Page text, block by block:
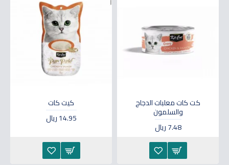
كت كات معلبات الدجاج
والسلمون
7.48 ريال
كيت كات
14.95 ريال